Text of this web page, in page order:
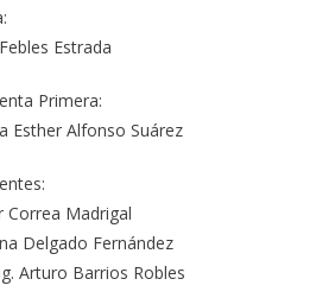
Estrada
Primera:
Esther Alfonso Suárez
Correa Madrigal
Delgado Fernández
Arturo Barrios Robles